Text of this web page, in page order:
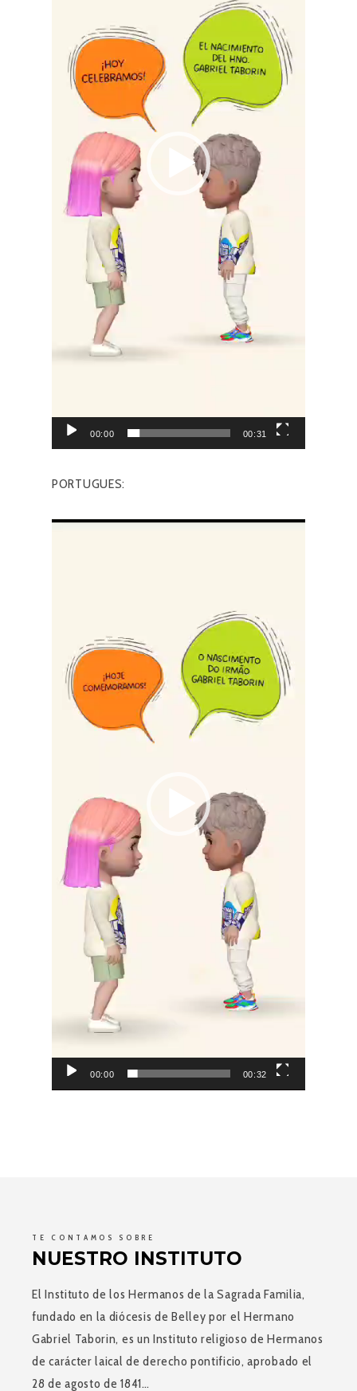
00:00 00:31
PORTUGUES:
00:00 00:32
TE CONTAMOS SOBRE
NUESTRO INSTITUTO
El Instituto de los Hermanos de la Sagrada Familia,
fundado en la diócesis de Belley por el Hermano
Gabriel Taborin, es un Instituto religioso de Hermanos
de carácter laical de derecho pontificio, aprobado el
28 de agosto de 1841…